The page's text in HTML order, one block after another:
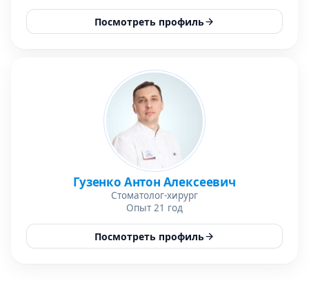
Посмотреть профиль
Гузенко Антон Алексеевич
Стоматолог-хирург
Опыт 21 год
Посмотреть профиль